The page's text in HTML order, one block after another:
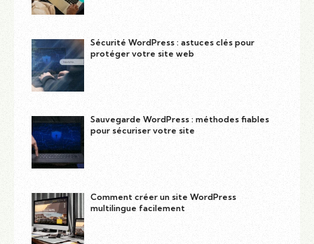
Sécurité WordPress : astuces clés pour
protéger votre site web
Sauvegarde WordPress : méthodes fiables
pour sécuriser votre site
Comment créer un site WordPress
multilingue facilement